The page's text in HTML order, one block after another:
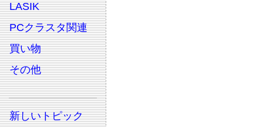
LASIK
PCクラスタ関連
買い物
その他
新しいトピック